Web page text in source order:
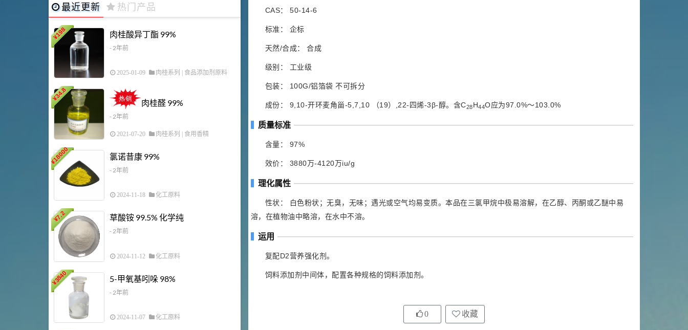
CAS： 50-14-6
标准： 企标
天然/合成： 合成
级别： 工业级
包装： 100G/铝箔袋 不可拆分
成份： 9,10-开环麦角甾-5,7,10 （19）,22-四烯-3β-醇。含C28H44O应为97.0%～103.0%
质量标准
含量： 97%
效价： 3880万-4120万iu/g
理化属性
性状： 白色粉状；无臭，无味；遇光或空气均易变质。本品在三氯甲烷中极易溶解，在乙醇、丙酮或乙醚中易
溶，在植物油中略溶，在水中不溶。
运用
复配D2营养强化剂。
饲料添加剂中间体，配置各种规格的饲料添加剂。
0 收藏
最近更新 热门产品
¥
198 肉桂酸异丁酯 99%
- 2年前
2025-01-09 肉桂系列 食品添加剂原料
¥
34.8
肉桂醛 99%
- 2年前
2021-07-20 肉桂系列 | 食用香精
¥
18000 氯诺昔康 99%
- 2年前
2024-11-18 化工原料
¥
7.2 草酸铵 99.5% 化学纯
- 2年前
2024-11-12 化工原料
¥
3840 5-甲氧基吲哚 98%
- 2年前
2024-11-07 化工原料
1
浏览量 - 10w+
2021-05-25
浏览量 - 5.51w
29 4 N-羟甲基丙烯酰胺 98% NMA
2021-06-22
5
对甲氧基苯甲醛（茴香醛）